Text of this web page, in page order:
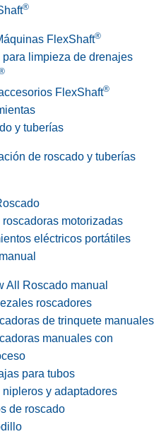
®
FlexShaft®
para limpieza de drenajes
FlexShaft®
y tuberías
de roscado y tuberías
roscadoras motorizadas
eléctricos portátiles
All Roscado manual
roscadores
de trinquete manuales
manuales con
para tubos
nipleros y adaptadores
de roscado